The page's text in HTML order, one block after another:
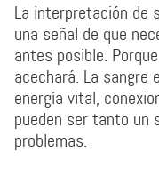
La interpretación de
una señal de que
antes posible.
acechará. La sangre
energía vital,
pueden ser tanto un
problemas.